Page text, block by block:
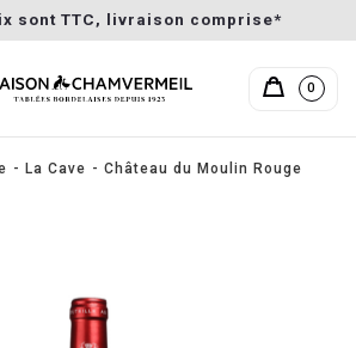
sont TTC, livraison comprise*
0
La Cave Château du Moulin Rouge